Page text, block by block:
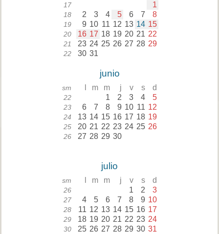
17 1
18 2 3 4 5 6 7 8
19 9 10 11 12 13 14 15
20 16 17 18 19 20 21 22
21 23 24 25 26 27 28 29
22 30 31
junio
sm m m j v s d
22 1 2 3 4 5
23 6 7 8 9 10 11 12
24 13 14 15 16 17 18 19
25 20 21 22 23 24 25 26
26 27 28 29 30
julio
sm m m j v s d
26 1 2 3
27 4 5 6 7 8 9 10
28 11 12 13 14 15 16 17
29 18 19 20 21 22 23 24
30 25 26 27 28 29 30 31